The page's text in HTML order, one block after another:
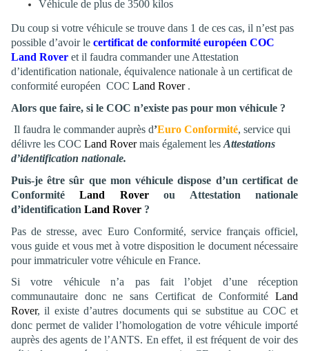
Véhicule de plus de 3500 kilos
Du coup si votre véhicule se trouve dans 1 de ces cas, il n’est pas
possible d’avoir le certificat de conformité européen COC
Land Rover et il faudra commander une Attestation
d’identification nationale, équivalence nationale à un certificat de
conformité européen COC Land Rover .
Alors que faire, si le COC n’existe pas pour mon véhicule ?
Il faudra le commander auprès d’Euro Conformité, service qui
délivre les COC Land Rovermais également les Attestations
d’identification nationale.
Puis-je être sûr que mon véhicule dispose d’un certificat de
ConformitéLand Roverou Attestation nationale
d’identification Land Rover ?
Pas de stresse, avec Euro Conformité, service français officiel,
vous guide et vous met à votre disposition le document nécessaire
pour immatriculer votre véhicule en France.
Si votre véhicule n’a pas fait l’objet d’une réception
communautaire donc ne sans Certificat de Conformité Land
Rover, il existe d’autres documents qui se substitue au COC et
donc permet de valider l’homologation de votre véhicule importé
auprès des agents de l’ANTS. En effet, il est fréquent de voir des